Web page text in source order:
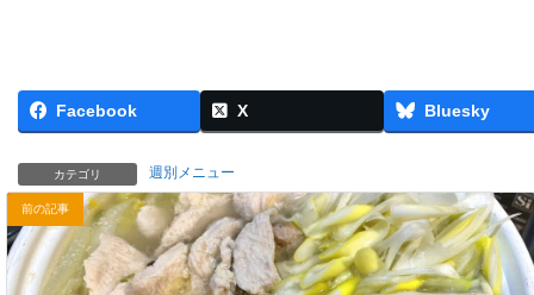
Facebook X Bluesky
カテゴリ 週別メニュー
前の記事